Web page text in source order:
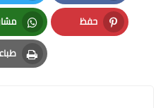
Facebook
حفظ
Pinterest
Print